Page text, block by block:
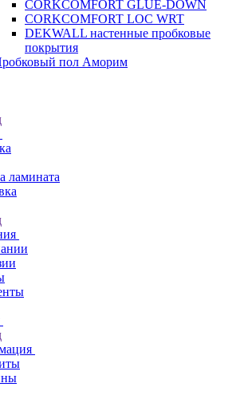
CORKCOMFORT GLUE-DOWN
CORKCOMFORT LOC WRT
DEKWALL настенные пробковые
покрытия
пол Аморим
ламината